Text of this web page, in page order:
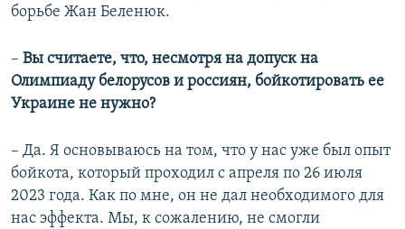
борьбе Жан Беленюк.
– Вы считаете, что, несмотря на допуск на
Олимпиаду белорусов и россиян, бойкотировать ее
Украине не нужно?
– Да. Я основываюсь на том, что у нас уже был опыт
бойкота, который проходил с апреля по 26 июля
2023 года. Как по мне, он не дал необходимого для
нас эффекта. Мы, к сожалению, не смогли